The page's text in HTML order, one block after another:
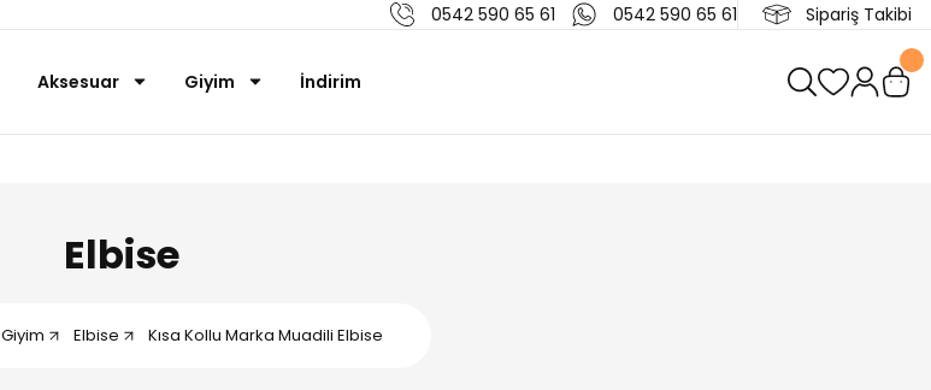
0542 590 65 61 0542 590 65 61 Sipariş Takibi
Aksesuar Giyim İndirim
Elbise
Giyim Elbise Kısa Kollu Marka Muadili Elbise